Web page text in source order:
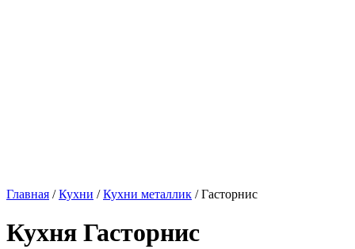
Главная /Кухни /Кухни металлик / Гасторнис
Кухня Гасторнис